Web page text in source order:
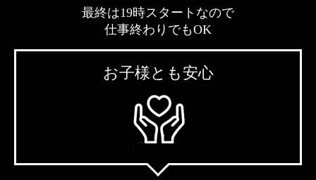
最終は19時スタートなので
仕事終わりでもOK
お子様とも安心